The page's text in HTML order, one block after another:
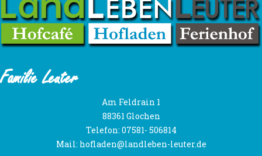
Familie Leuter
Am Feldrain 1
88361 Glochen
Telefon: 07581- 506814
Mail: hofladen@landleben-leuter.de